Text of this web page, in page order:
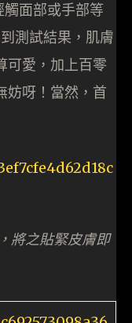
面部或手部等
測試結果，肌膚
可愛，加上百零
妨呀！當然，首
將之貼緊皮膚即